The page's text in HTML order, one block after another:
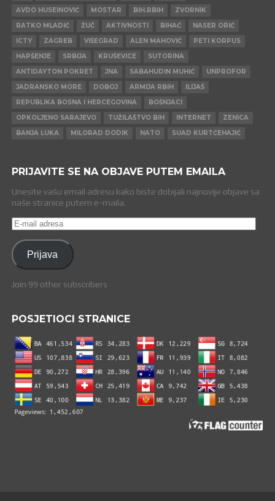
AVDO HUSEINOVIĆ
MOSTAR BIH.RBIH
ZVORNIK
RATKO MLADIĆ
ŽUČ AKTIVNOSTI BIHAĆ
NASER ORIĆ
ICTY
ZAGREB VIŠEGRAD ALEN MAHOVIĆ
PETI KORPUS
HAPŠENJE
SRBIJA KRUŠEVICE
SUTORINA
ANTIDAYTON POKRET
JNA SABAHUDIN MUHIĆ
UNPROFOR
JADRANSKO MORE
DOBOJ ARMIJA RBIH
ILIJAŠ
REPUBLIKA BOSNA I HERCEGOVINA
BOŠNJACI
OPKOLJENO SARAJEVO
TUŽILAŠTVO BIH INTERNET
ZENICA
BANJA LUKA
MILORAD DODIK NATO SUAD KURTĆEHAJIĆ
PRIJAVITE SE NA OBJAVE PUTEM EMAILA
Unesite vašu email adresu kako biste dobijali najnovije objave sa
naše stranice putem e-maila.
E-
mail
adresa
Prijava
Join 99 other subscribers
POSJETIOCI STRANICE